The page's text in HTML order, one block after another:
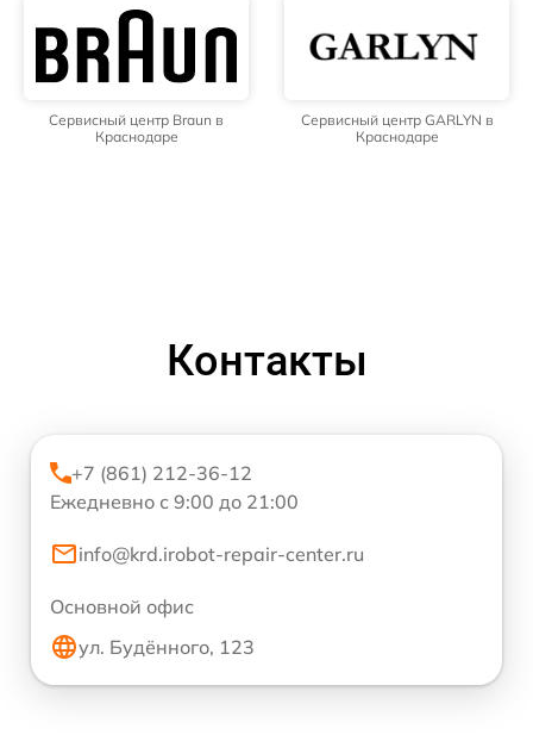
Сервисный центр Braun в
Краснодаре
Сервисный центр GARLYN в
Краснодаре
Контакты
+7 (861) 212-36-12
Ежедневно с 9:00 до 21:00
info@krd.irobot-repair-center.ru
Основной офис
ул. Будённого, 123